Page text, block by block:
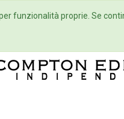
Eventi
funzionalità proprie. Se